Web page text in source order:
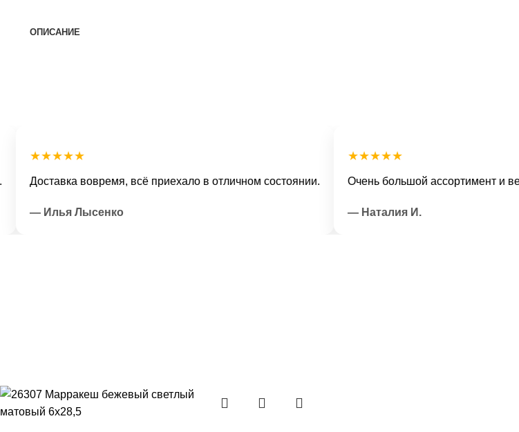
ОПИСАНИЕ
★★★★★
Доставка вовремя, всё приехало в отличном состоянии.
— Илья Лысенко
★★★★★
Очень большой ассортимент и
— Наталия И.